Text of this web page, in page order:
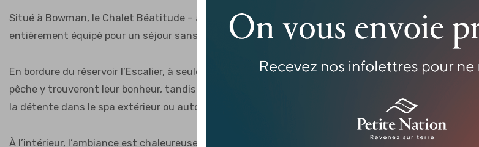
Situé à Bowman, le Chalet Béatitude – aussi appelé Bliss Cottage – invite à la détente dans un
entièrement équipé pour un séjour sans tracas : literie, serviettes, cuisine complète et toutes les
En bordure du réservoir l’Escalier, à seulement 50 minutes de Gatineau, ce chalet offre un accès
pêche y trouveront leur bonheur, tandis que les plus contemplatifs profiteront de la plage et du
la détente dans le spa extérieur ou autour d’un feu de camp (bois fourni en quantité limitée).
À l’intérieur, l’ambiance est chaleureuse et conviviale. Wi-Fi, télévision câblée et table de billard